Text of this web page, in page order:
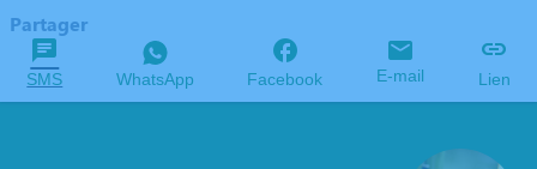
Partager
SMS WhatsApp Facebook E-mail Lien